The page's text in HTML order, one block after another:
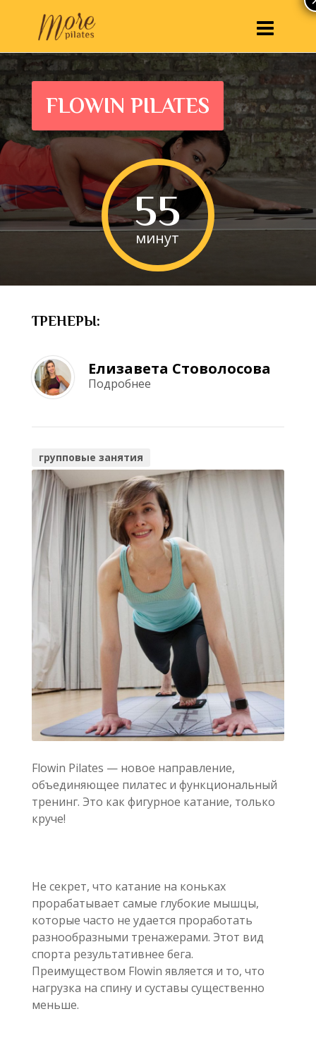
FLOWIN PILATES
55
минут
ТРЕНЕРЫ:
Елизавета Стоволосова
Подробнее
групповые занятия
Flowin Pilates — новое направление,
объединяющее пилатес и функциональный
тренинг. Это как фигурное катание, только
круче!
Не секрет, что катание на коньках
прорабатывает самые глубокие мышцы,
которые часто не удается проработать
разнообразными тренажерами. Этот вид
спорта результативнее бега.
Преимуществом Flowin является и то, что
нагрузка на спину и суставы существенно
меньше.